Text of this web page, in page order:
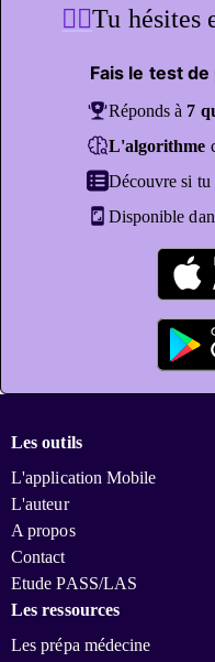
🤷‍♀️Tu hésites
Fais le test
Réponds à 7
L'algorithme
Découvre si
Disponible
Les outils
L'application Mobile
L'auteur
A propos
Contact
Etude PASS/LAS
Les ressources
Les prépa médecine